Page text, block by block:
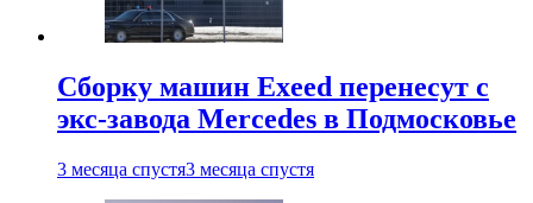
Сборку машин Exeed перенесут с
экс-завода Mercedes в Подмосковье
3 месяца спустя3 месяца спустя